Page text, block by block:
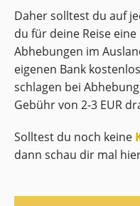
Daher solltest du auf
du für deine Reise
Abhebungen im
eigenen Bank
schlagen bei
Gebühr von 2-3 EUR
Solltest du noch keine
dann schau dir mal